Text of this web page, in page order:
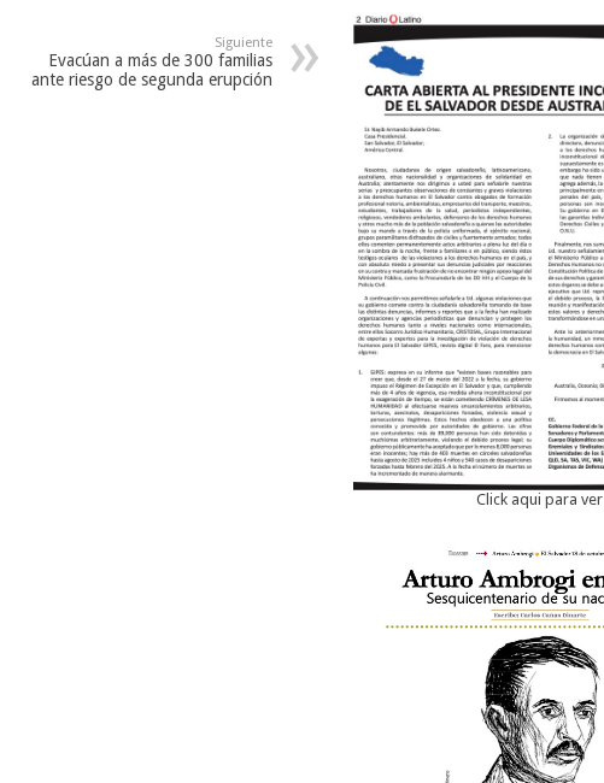
Siguiente
Evacúan a más de 300 familias
ante riesgo de segunda erupción
Click aqui para ver